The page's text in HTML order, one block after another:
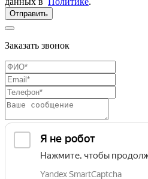
Отправить
Заказать звонок